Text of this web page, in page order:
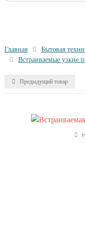
Главная Бытовая
Встраиваемые узкие
Предыдущий товар